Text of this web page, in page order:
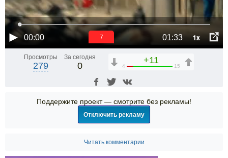
00:00 01:33 1x
6
Просмотры
279
За сегодня
0
+11
4 15
Поддержите проект — смотрите без рекламы!
Отключить рекламу
Читать комментарии